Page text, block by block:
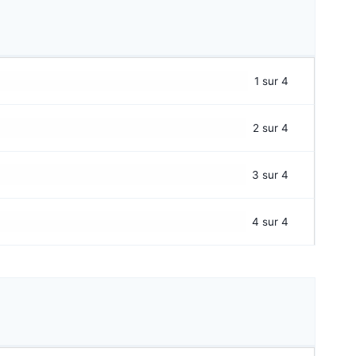
1 sur 4
2 sur 4
3 sur 4
4 sur 4